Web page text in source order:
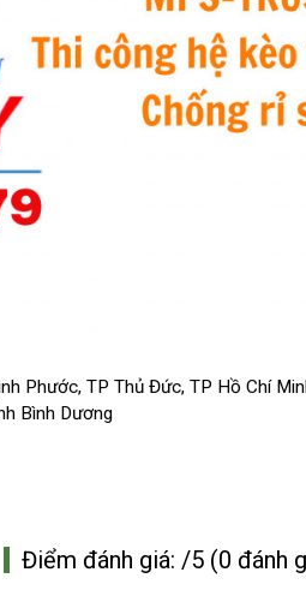
Phước, TP Thủ Đức, TP Hồ Chí
Bình Dương
Điểm đánh giá: /5 (0 đánh